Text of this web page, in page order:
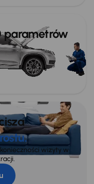
parametrów
wizyty w